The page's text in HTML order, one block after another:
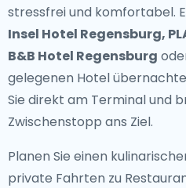
stressfrei und komfortabel.
Insel Hotel Regensburg,
B&B Hotel Regensburg
gelegenen Hotel
Sie direkt am Terminal und
Zwischenstopp ans Ziel.
Planen Sie einen
private Fahrten zu